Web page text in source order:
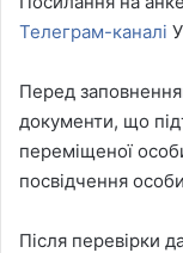
Телеграм-каналі
Перед
документи, що
переміщеної
посвідчення
Після перевірки